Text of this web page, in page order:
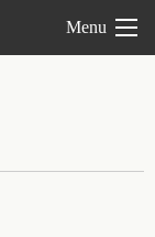
Menu